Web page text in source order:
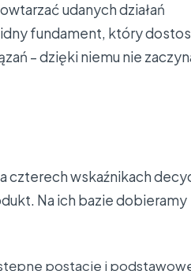
udanych działań
fundament, który
– dzięki niemu nie
czterech wskaźnikach
Na ich bazie dobieramy
postacie i